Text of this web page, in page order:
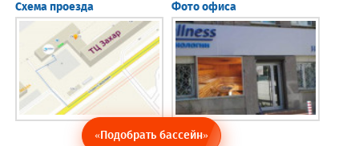
Схема проезда Фото офиса
«Подобрать бассейн»